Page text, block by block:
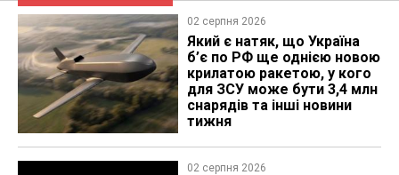
02 серпня 2026
Який є натяк, що Україна
б’є по РФ ще однією новою
крилатою ракетою, у кого
для ЗСУ може бути 3,4 млн
снарядів та інші новини
тижня
02 серпня 2026